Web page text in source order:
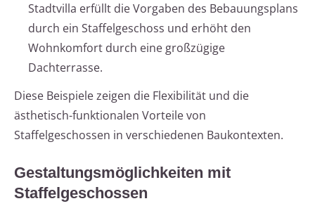
Stadtvilla erfüllt die Vorgaben des Bebauungsplans
durch ein Staffelgeschoss und erhöht den
Wohnkomfort durch eine großzügige
Dachterrasse.
Diese Beispiele zeigen die Flexibilität und die
ästhetisch-funktionalen Vorteile von
Staffelgeschossen in verschiedenen Baukontexten.
Gestaltungsmöglichkeiten mit
Staffelgeschossen